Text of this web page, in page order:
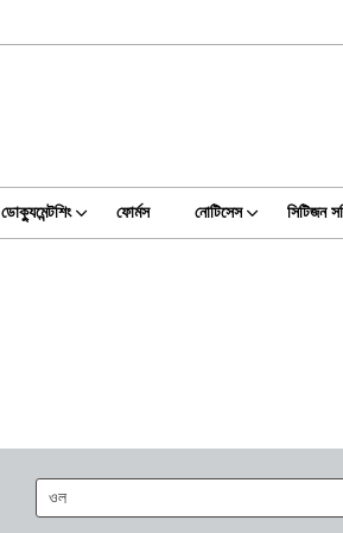
ডোক্যুমেন্টশিং ফোর্মস নোটিসেস সিটিজন